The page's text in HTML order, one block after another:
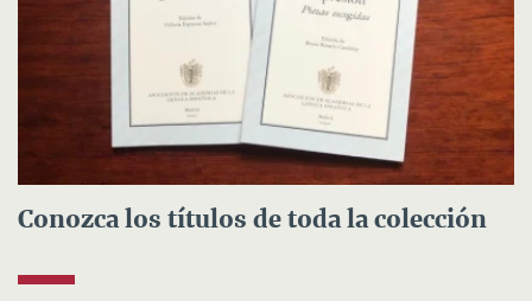
Conozca los títulos de toda la colección